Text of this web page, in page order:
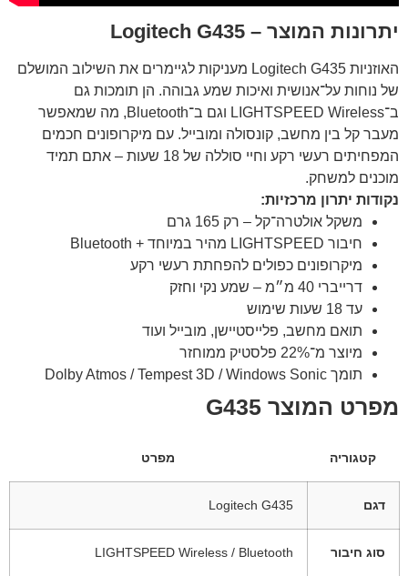
יתרונות המוצר – Logitech G435
האוזניות Logitech G435 מעניקות לגיימרים את השילוב המושלם
של נוחות על־אנושית ואיכות שמע גבוהה. הן תומכות גם
ב־LIGHTSPEED Wireless וגם ב־Bluetooth, מה שמאפשר
מעבר קל בין מחשב, קונסולה ומובייל. עם מיקרופונים חכמים
המפחיתים רעשי רקע וחיי סוללה של 18 שעות – אתם תמיד
מוכנים למשחק.
נקודות יתרון מרכזיות:
משקל אולטרה־קל – רק 165 גרם
חיבור LIGHTSPEED מהיר במיוחד + Bluetooth
מיקרופונים כפולים להפחתת רעשי רקע
דרייברי 40 מ״מ – שמע נקי וחזק
עד 18 שעות שימוש
תואם מחשב, פלייסטיישן, מובייל ועוד
מיוצר מ־22% פלסטיק ממוחזר
תומך Dolby Atmos / Tempest 3D / Windows Sonic
מפרט המוצר G435
קטגוריה מפרט
דגם Logitech G435
סוג חיבור LIGHTSPEED Wireless / Bluetooth